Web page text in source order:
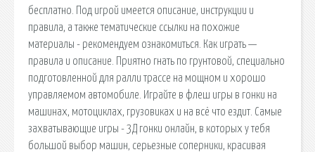
бесплатно. Под игрой имеется описание, инструкции и
правила, а также тематические ссылки на похожие
материалы - рекомендуем ознакомиться. Как играть —
правила и описание. Приятно гнать по грунтовой, специально
подготовленной для ралли трассе на мощном и хорошо
управляемом автомобиле. Играйте в флеш игры в гонки на
машинах, мотоциклах, грузовиках и на всё что ездит. Самые
захватывающие игры - 3Д гонки онлайн, в которых у тебя
большой выбор машин, серьезные соперники, красивая